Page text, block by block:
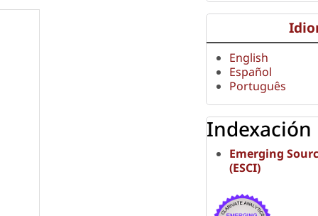
English
Español
Português
Indexación
Emerging
(ESCI)